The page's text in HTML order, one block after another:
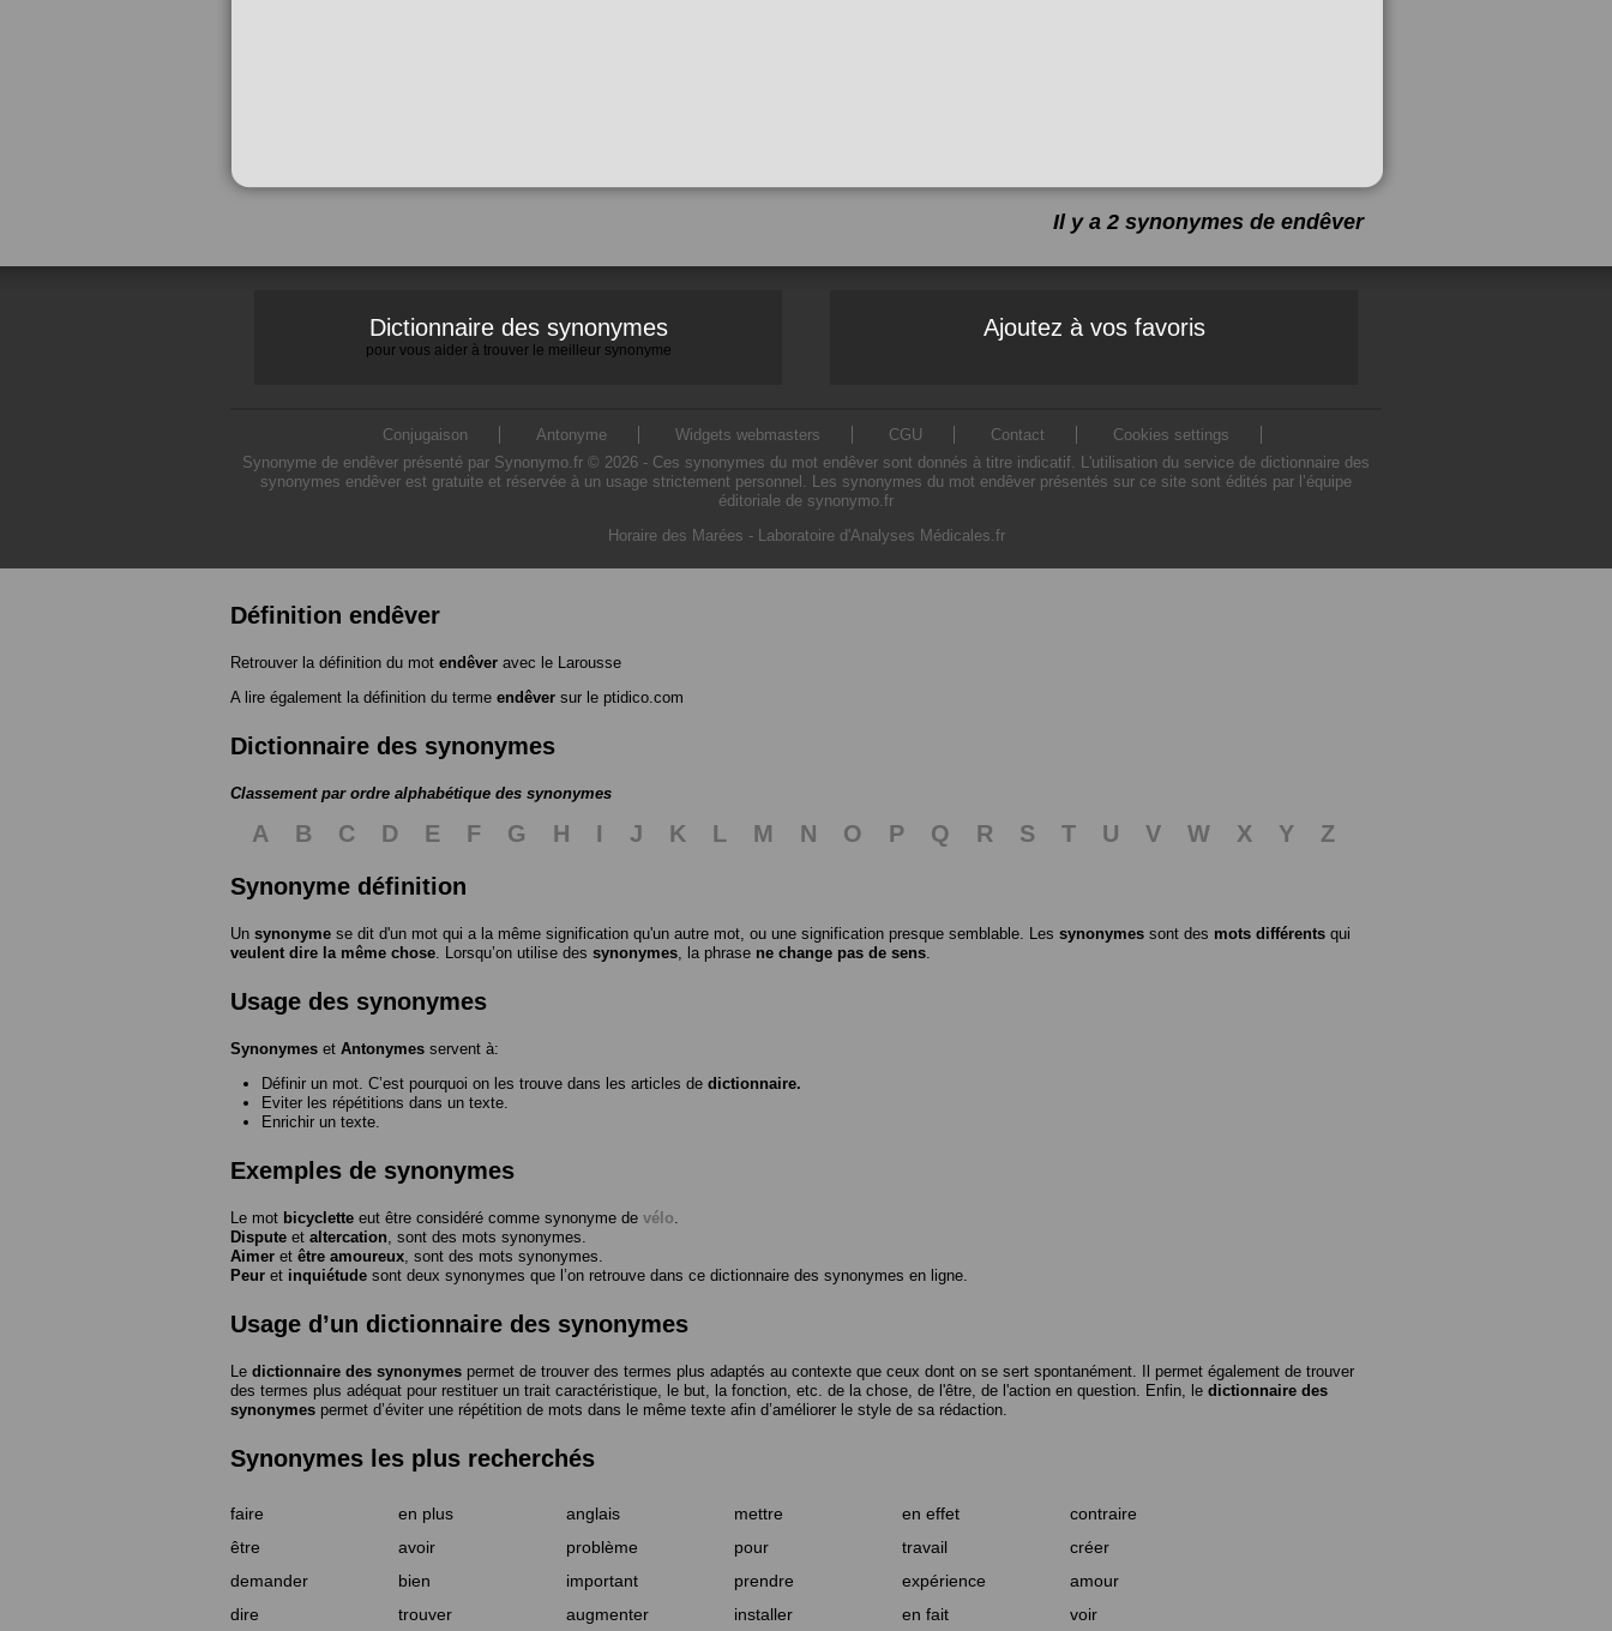
Il y a 2 synonymes de endêver
Dictionnaire des synonymes
pour vous aider à trouver le meilleur synonyme
Ajoutez à vos favoris
Conjugaison Antonyme Widgets webmasters CGU Contact
Cookies settings
Synonyme de endêver présenté par Synonymo.fr © 2026 - Ces synonymes du mot endêver sont donnés à titre indicatif. L'utilisation du service de dictionnaire des
synonymes endêver est gratuite et réservée à un usage strictement personnel. Les synonymes du mot endêver présentés sur ce site sont édités par l’équipe
éditoriale de synonymo.fr
Horaire des Marées - Laboratoire d'Analyses Médicales.fr
Définition endêver
Retrouver la définition du mot endêver avec le Larousse
A lire également la définition du terme endêver sur le ptidico.com
Dictionnaire des synonymes
Classement par ordre alphabétique des synonymes
A B C D E F G H I J K L M N O P Q R S T U V W X Y
Z
Synonyme définition
Un synonyme se dit d'un mot qui a la même signification qu'un autre mot, ou une signification presque semblable. Les synonymes sont des mots différents qui
veulent dire la même chose . Lorsqu’on utilise des synonymes , la phrase ne change pas de sens
Usage des synonymes
Synonymes et Antonymes servent à:
Définir un mot. C’est pourquoi on les trouve dans les articles de dictionnaire.
Eviter les répétitions dans un texte.
Enrichir un texte.
Exemples de synonymes
Le mot bicyclette eut être considéré comme synonyme de vélo
Dispute et altercation , sont des mots synonymes.
Aimer et être amoureux , sont des mots synonymes.
Peur et inquiétude sont deux synonymes que l’on retrouve dans ce dictionnaire des synonymes en ligne.
Usage d’un dictionnaire des synonymes
Le dictionnaire des synonymes permet de trouver des termes plus adaptés au contexte que ceux dont on se sert spontanément. Il permet également de trouver
des termes plus adéquat pour restituer un trait caractéristique, le but, la fonction, etc. de la chose, de l'être, de l'action en question. Enfin, le dictionnaire des
synonymes permet d’éviter une répétition de mots dans le même texte afin d’améliorer le style de sa rédaction.
Synonymes les plus recherchés
faire en plus anglais mettre en effet
contraire
être
avoir problème pour travail
créer
demander
bien important prendre expérience
amour
dire
trouver augmenter installer en fait voir